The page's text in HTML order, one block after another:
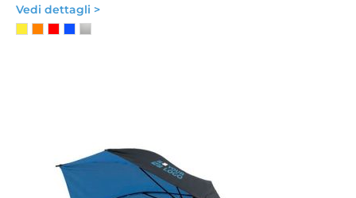
Vedi dettagli >